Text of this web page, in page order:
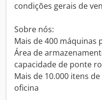
condições gerais de
Sobre nós:
Mais de 400
Área de
capacidade de ponte
Mais de 10.000 itens
oficina